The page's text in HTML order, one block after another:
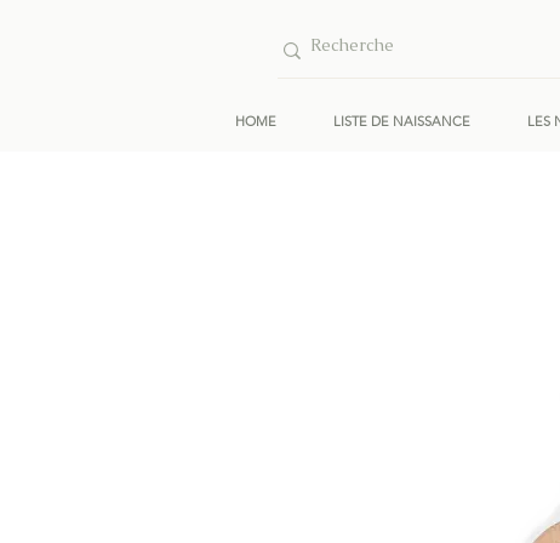
HOME LISTE DE NAISSANCE LES